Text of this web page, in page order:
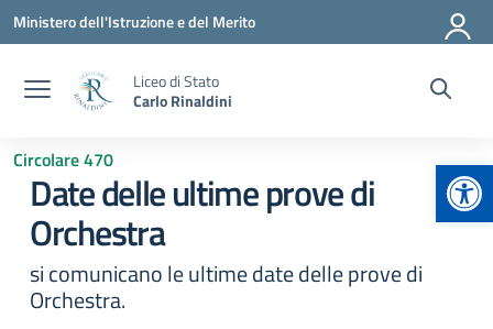
Vai ai contenuti
Vai al menu di navigazione
Vai al footer
Ministero dell'Istruzione e del Merito
Liceo di Stato
Carlo Rinaldini
Circolare 470
Date delle ultime prove di
Orchestra
si comunicano le ultime date delle prove di
Orchestra.